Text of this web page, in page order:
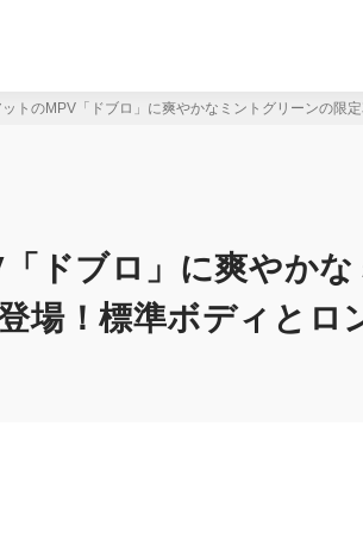
ットのMPV「ドブロ」に爽やかなミントグリーンの限
ドブロ」に爽やか
場！標準ボディとロ